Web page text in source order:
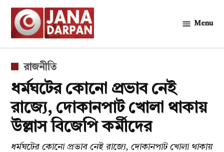
Skip
content
Menu
POSTED
IN
রাজনীতি
ধর্মঘটের কোনো প্রভাব নেই
রাজ্যে, দোকানপাট খোলা থাকায়
উল্লাস বিজেপি কর্মীদের
ধর্মঘটের কোনো প্রভাব নেই রাজ্যে, দোকানপাট খোলা থাকায়